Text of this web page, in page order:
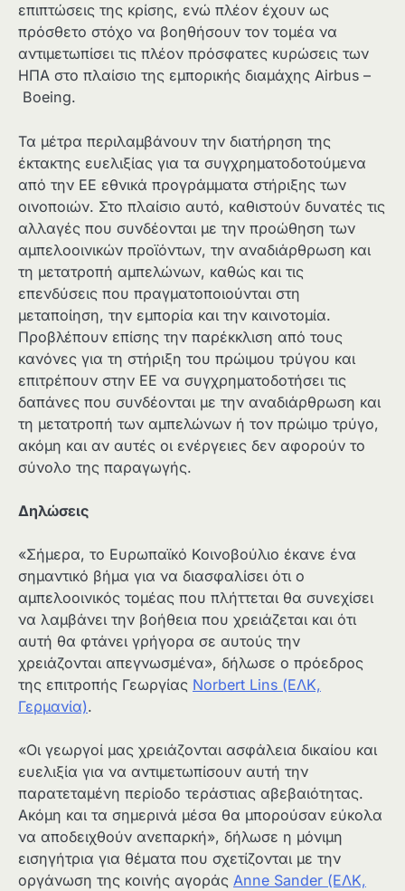
επιπτώσεις της κρίσης, ενώ πλέον έχουν ως
πρόσθετο στόχο να βοηθήσουν τον τομέα να
αντιμετωπίσει τις πλέον πρόσφατες κυρώσεις των
ΗΠΑ στο πλαίσιο της εμπορικής διαμάχης Airbus –
Boeing.
Τα μέτρα περιλαμβάνουν την διατήρηση της
έκτακτης ευελιξίας για τα συγχρηματοδοτούμενα
από την ΕΕ εθνικά προγράμματα στήριξης των
οινοποιών. Στο πλαίσιο αυτό, καθιστούν δυνατές τις
αλλαγές που συνδέονται με την προώθηση των
αμπελοοινικών προϊόντων, την αναδιάρθρωση και
τη μετατροπή αμπελώνων, καθώς και τις
επενδύσεις που πραγματοποιούνται στη
μεταποίηση, την εμπορία και την καινοτομία.
Προβλέπουν επίσης την παρέκκλιση από τους
κανόνες για τη στήριξη του πρώιμου τρύγου και
επιτρέπουν στην ΕΕ να συγχρηματοδοτήσει τις
δαπάνες που συνδέονται με την αναδιάρθρωση και
τη μετατροπή των αμπελώνων ή τον πρώιμο τρύγο,
ακόμη και αν αυτές οι ενέργειες δεν αφορούν το
σύνολο της παραγωγής.
Δηλώσεις
«Σήμερα, το Ευρωπαϊκό Κοινοβούλιο έκανε ένα
σημαντικό βήμα για να διασφαλίσει ότι ο
αμπελοοινικός τομέας που πλήττεται θα συνεχίσει
να λαμβάνει την βοήθεια που χρειάζεται και ότι
αυτή θα φτάνει γρήγορα σε αυτούς την
χρειάζονται απεγνωσμένα», δήλωσε ο πρόεδρος
της επιτροπής Γεωργίας Norbert Lins (ΕΛΚ,
Γερμανία).
«Οι γεωργοί μας χρειάζονται ασφάλεια δικαίου και
ευελιξία για να αντιμετωπίσουν αυτή την
παρατεταμένη περίοδο τεράστιας αβεβαιότητας.
Ακόμη και τα σημερινά μέσα θα μπορούσαν εύκολα
να αποδειχθούν ανεπαρκή», δήλωσε η μόνιμη
εισηγήτρια για θέματα που σχετίζονται με την
οργάνωση της κοινής αγοράς Anne Sander (ΕΛΚ,